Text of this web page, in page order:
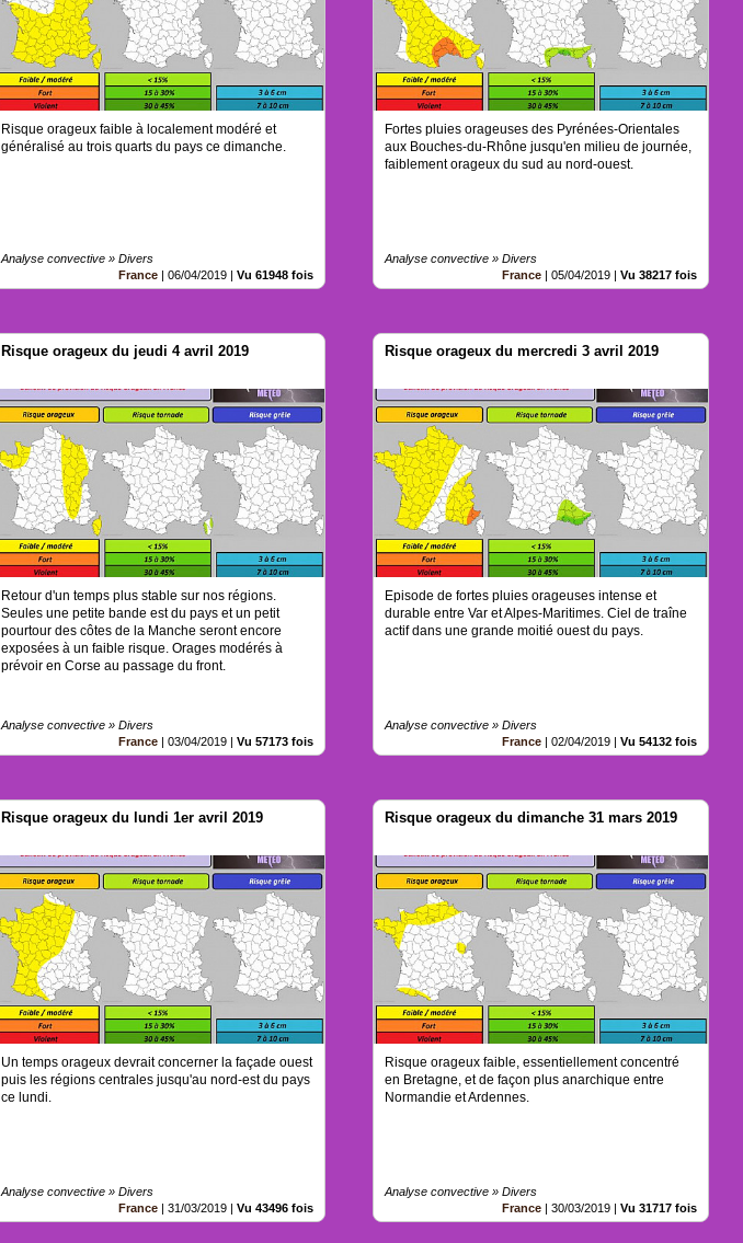
Risque orageux faible à localement modéré et
généralisé au trois quarts du pays ce dimanche.
Analyse convective » Divers
France |06/04/2019 |Vu 61948 fois
Fortes pluies orageuses des Pyrénées-Orientales
aux Bouches-du-Rhône jusqu'en milieu de journée,
faiblement orageux du sud au nord-ouest.
Analyse convective » Divers
France |05/04/2019 |Vu 38217 fois
Risque orageux du jeudi 4 avril 2019
Retour d'un temps plus stable sur nos régions.
Seules une petite bande est du pays et un petit
pourtour des côtes de la Manche seront encore
exposées à un faible risque. Orages modérés à
prévoir en Corse au passage du front.
Analyse convective » Divers
France |03/04/2019 |Vu 57173 fois
Risque orageux du mercredi 3 avril 2019
Episode de fortes pluies orageuses intense et
durable entre Var et Alpes-Maritimes. Ciel de traîne
actif dans une grande moitié ouest du pays.
Analyse convective » Divers
France |02/04/2019 |Vu 54132 fois
Risque orageux du lundi 1er avril 2019
Un temps orageux devrait concerner la façade ouest
puis les régions centrales jusqu'au nord-est du pays
ce lundi.
Analyse convective » Divers
France |31/03/2019 |Vu 43496 fois
Risque orageux du dimanche 31 mars 2019
Risque orageux faible, essentiellement concentré
en Bretagne, et de façon plus anarchique entre
Normandie et Ardennes.
Analyse convective » Divers
France |30/03/2019 |Vu 31717 fois